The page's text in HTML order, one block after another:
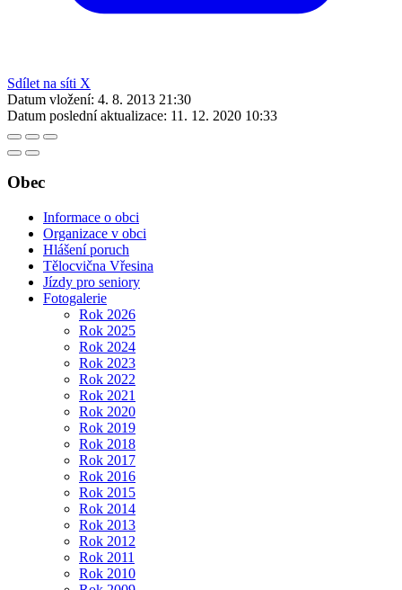
Sdílet na síti X
Datum vložení: 4. 8. 2013 21:30
Datum poslední aktualizace: 11. 12. 2020 10:33
Obec
Informace o obci
Organizace v obci
Hlášení poruch
Tělocvična Vřesina
Jízdy pro seniory
Fotogalerie
Rok 2026
Rok 2025
Rok 2024
Rok 2023
Rok 2022
Rok 2021
Rok 2020
Rok 2019
Rok 2018
Rok 2017
Rok 2016
Rok 2015
Rok 2014
Rok 2013
Rok 2012
Rok 2011
Rok 2010